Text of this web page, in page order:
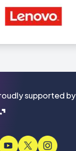
supported by